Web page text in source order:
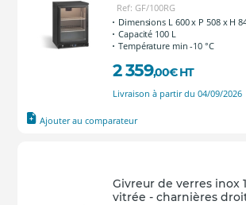
Ref: GF/100RG
Dimensions L 600 x P 508 x H
Capacité 100 L
Température min -10 °C
2 359,00€ HT
Livraison à partir du 04/09/2026
Ajouter au comparateur
Givreur de verres inox
vitrée - charnières